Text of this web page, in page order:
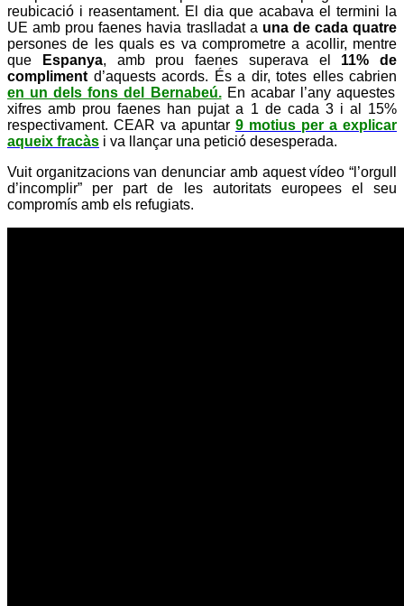
reubicació i reasentament. El dia que acabava el termini la
UE amb prou faenes havia traslladat a una de cada quatre
persones de les quals es va comprometre a acollir, mentre
que
Espanya, amb prou faenes superava el 11% de
compliment d’aquests acords. És a dir, totes elles cabrien
en un dels fons del Bernabeú. En acabar l’any aquestes
xifres amb prou faenes han pujat a 1 de cada 3 i al 15%
respectivament. CEAR va apuntar 9 motius per a explicar
aqueix fracàs i va llançar una petició desesperada.
Vuit organitzacions van denunciar amb aquest vídeo “l’orgull
d’incomplir” per part de les autoritats europees el seu
compromís amb els refugiats.